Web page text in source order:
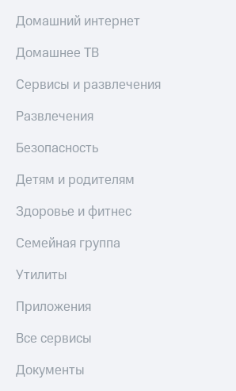
Домашний интернет
Домашнее ТВ
Сервисы и развлечения
Развлечения
Безопасность
Детям и родителям
Здоровье и фитнес
Семейная группа
Утилиты
Приложения
Все сервисы
Документы